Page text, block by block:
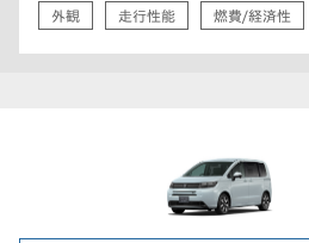
外観 走行性能 燃費/経済性